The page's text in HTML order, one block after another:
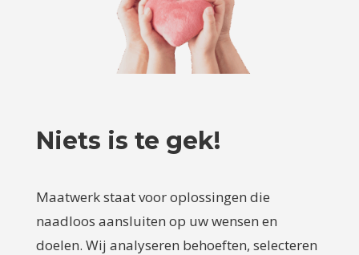
Niets is te gek!
Maatwerk staat voor oplossingen die
naadloos aansluiten op uw wensen en
doelen. Wij analyseren behoeften, selecteren